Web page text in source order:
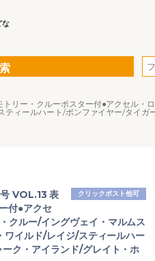
な
リー・クルーポスター付●アクセル・
ィールハート/ボンファイヤー/タイガ
クリックポスト他可
VOL.13 表
付●アクセ
クルー/イングヴェイ・マルムス
イルド/レイジ/スティールハー
ク・アイランド/グレイト・ホ